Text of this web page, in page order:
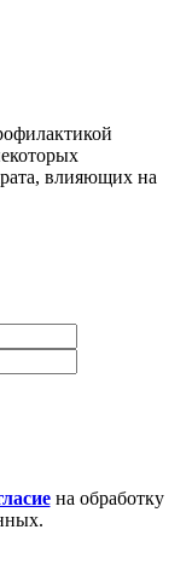
влияющих на
на обработку